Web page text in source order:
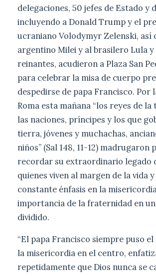
delegaciones, 50 jefes de Estado y
incluyendo a Donald Trump y el
ucraniano Volodymyr Zelenski, así
argentino Milei y al brasilero Lula y
reinantes, acudieron a Plaza San
para celebrar la misa de cuerpo
despedirse de papa Francisco. Por
Roma esta mañana “los reyes de
las naciones, príncipes y los que
tierra, jóvenes y muchachas,
niños” (Sal 148, 11-12) madrugaron
recordar su extraordinario legado
quienes viven al margen de la vida y
constante énfasis en la
importancia de la fraternidad en
dividido.
“El papa Francisco siempre puso
la misericordia en el centro,
repetidamente que Dios nunca se